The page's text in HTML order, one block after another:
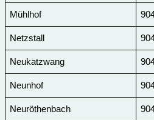
Mühlhof
Netzstall
Neukatzwang
Neunhof
Neuröthenbach